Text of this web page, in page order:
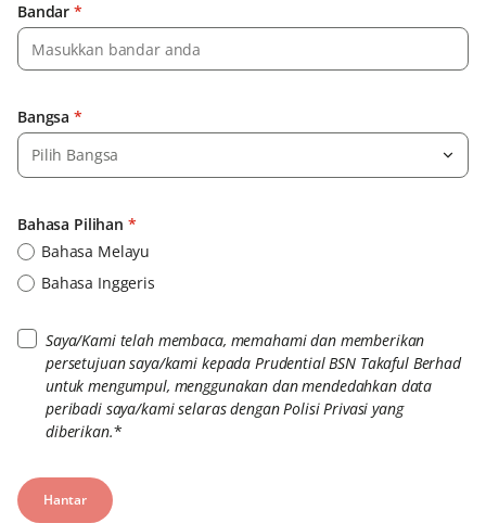
Bandar *
Bangsa *
Pilih Bangsa
Bahasa Pilihan *
Bahasa Melayu
Bahasa Inggeris
Saya/Kami telah membaca, memahami dan memberikan
persetujuan saya/kami kepada Prudential BSN Takaful Berhad
untuk mengumpul, menggunakan dan mendedahkan data
peribadi saya/kami selaras dengan Polisi Privasi yang
diberikan.*